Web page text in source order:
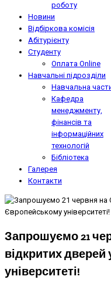
роботу
Новини
Відбіркова комісія
Абітурієнту
Студенту
Оплата Online
Навчальні підрозділи
Навчальна
Кафедра
менеджменту,
фінансів та
інформаційних
технологій
Бібліотека
Галерея
Контакти
Запрошуємо 21
відкритих
університеті!